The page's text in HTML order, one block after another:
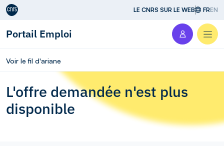
Aller au contenu LE CNRS SUR LE WEB FREN
Portail Emploi
Voir le fil d'ariane
L'offre demandée n'est plus
disponible